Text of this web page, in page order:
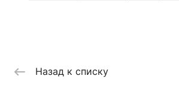
Назад к списку